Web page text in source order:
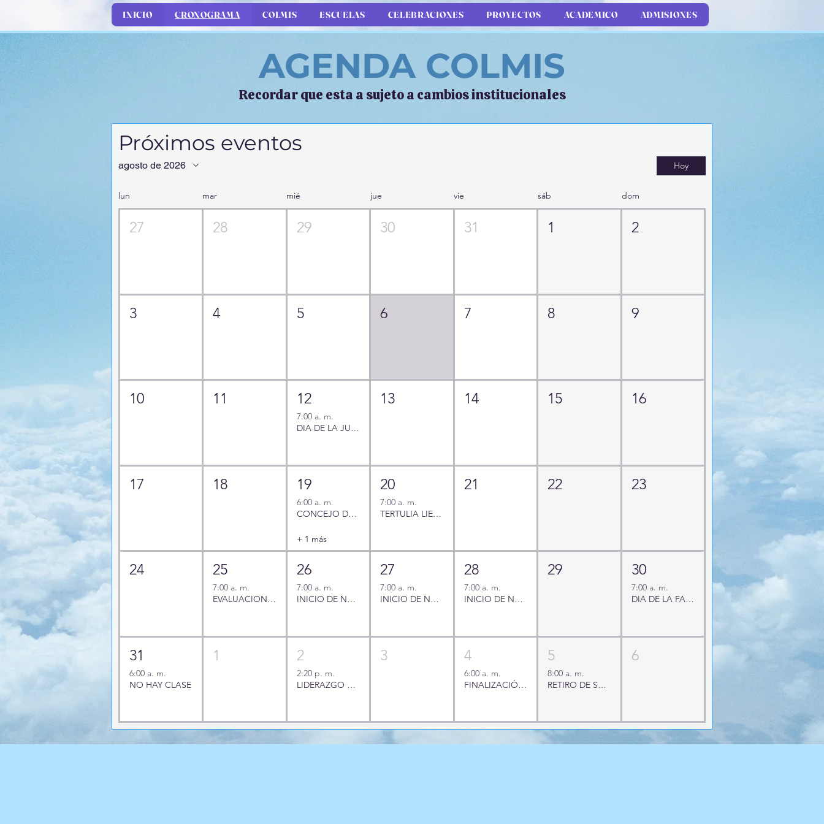
INICIO CRONOGRAMA COLMIS ESCUELAS CELEBRACIONES PROYECTOS ACADEMICO ADMISIONES
AGENDA COLMIS
Recordar que esta a sujeto a cambios institucionales
Próximos eventos
agosto de 2026 Hoy
lun mar mié jue vie sáb dom
27 28 29 30 31 1 2
3 4 5 6 7 8 9
10 11 12
7:00 a. m.
DIA DE LA JUVENTUD
13 14 15 16
17 18 19
6:00 a. m.
CONCEJO DE DIRECTIVO
+ 1 más
20
7:00 a. m.
TERTULIA LIERARIA
21 22 23
24 25
7:00 a. m.
EVALUACIONES FINALES 3° PERIODO
26
7:00 a. m.
INICIO DE NOVENA DE LAS MADRE DE LAS MISERICORDIAS
27
7:00 a. m.
INICIO DE NOVENA DE LAS MADRE DE LAS MISERICORDIAS
28
7:00 a. m.
INICIO DE NOVENA DE LAS MADRE DE LAS MISERICORDIAS
29 30
7:00 a. m.
DIA DE LA FAMILIA
31
6:00 a. m.
NO HAY CLASE
1 2
2:20 p. m.
LIDERAZGO DE 8
3 4
6:00 a. m.
FINALIZACIÓN DEL 3ER PERIODO
5
8:00 a. m.
RETIRO DE SACRAMENTOS
6